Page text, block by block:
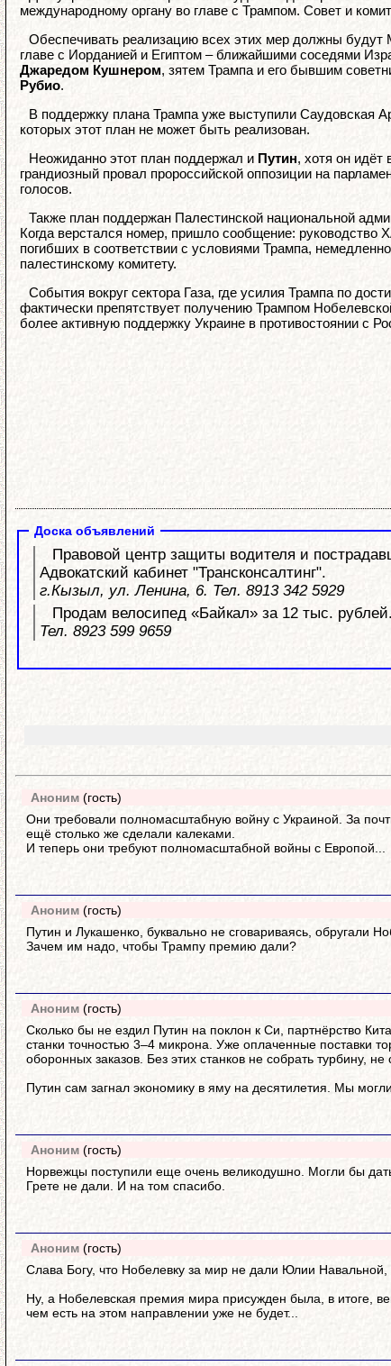
международному органу во главе с Трампом. Совет и
Обеспечивать реализацию всех этих мер должны
главе с Иорданией и Египтом – ближайшими соседями
Джаредом Кушнером, зятем Трампа и его бывшим
Рубио.
В поддержку плана Трампа уже выступили Саудовская
которых этот план не может быть реализован.
Неожиданно этот план поддержал и Путин, хотя он идёт
грандиозный провал пророссийской оппозиции на
голосов.
Также план поддержан Палестинской национальной
Когда верстался номер, пришло сообщение:
погибших в соответствии с условиями Трампа,
палестинскому комитету.
События вокруг сектора Газа, где усилия Трампа по
фактически препятствует получению Трампом
более активную поддержку Украине в противостоянии с
Доска объявлений
Правовой центр защиты водителя и
Адвокатский кабинет "Трансконсалтинг".
г.Кызыл, ул. Ленина, 6. Тел. 8913 342 5929
Продам велосипед «Байкал» за 12 тыс. рублей.
Тел. 8923 599 9659
Аноним (гость)
Они требовали полномасштабную войну с Украиной. За
ещё столько же сделали калеками.
И теперь они требуют полномасштабной войны с Европой...
Аноним (гость)
Путин и Лукашенко, буквально не сговариваясь, обругали
Зачем им надо, чтобы Трампу премию дали?
Аноним (гость)
Сколько бы не ездил Путин на поклон к Си, партнёрство
станки точностью 3–4 микрона. Уже оплаченные поставки
оборонных заказов. Без этих станков не собрать турбину,
Путин сам загнал экономику в яму на десятилетия. Мы
Аноним (гость)
Норвежцы поступили еще очень великодушно. Могли бы
Грете не дали. И на том спасибо.
Аноним (гость)
Слава Богу, что Нобелевку за мир не дали Юлии Навальной,
Ну, а Нобелевская премия мира присужден была, в итоге,
чем есть на этом направлении уже не будет...